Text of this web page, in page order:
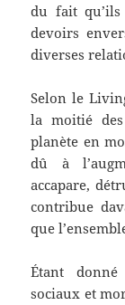
du fait
devoirs
diverses
Selon le
la moitié
planète en
dû à
accapare,
contribue
que
Étant donné
sociaux et